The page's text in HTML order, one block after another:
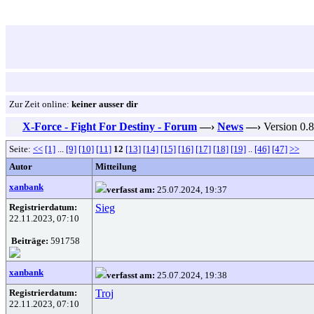
Zur Zeit online: keiner ausser dir
X-Force - Fight For Destiny - Forum —› News —› Version
Seite: << [1] ... [9] [10] [11] 12 [13] [14] [15] [16] [17] [18] [19] .. [46] [47] >>
Autor
Mitteilung
xanbank
verfasst am: 25.07.2024, 19:37
Registrierdatum:
22.11.2023, 07:10
Beiträge: 591758
Sieg
xanbank verfasst am: 25.07.2024, 19:38
Registrierdatum:
22.11.2023, 07:10
Troj